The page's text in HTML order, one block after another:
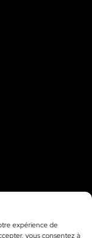
expérience de
vous consentez à